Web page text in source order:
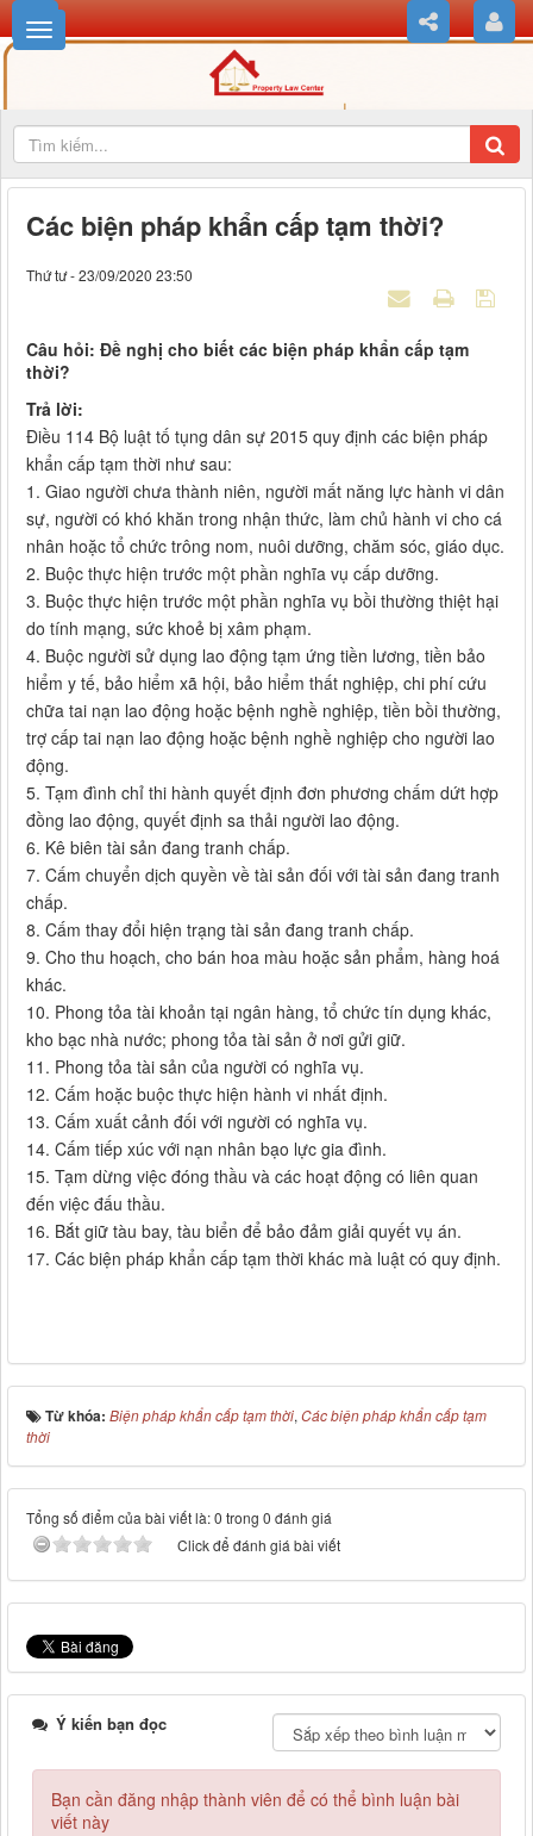
Các biện pháp khẩn cấp tạm thời?
Thứ tư - 23/09/2020 23:50
Câu hỏi: Đề nghị cho biết các biện pháp khẩn cấp tạm
thời?
Trả lời:
Điều 114 Bộ luật tố tụng dân sự 2015 quy định các biện pháp
khẩn cấp tạm thời như sau:
1. Giao người chưa thành niên, người mất năng lực hành vi dân
sự, người có khó khăn trong nhận thức, làm chủ hành vi cho cá
nhân hoặc tổ chức trông nom, nuôi dưỡng, chăm sóc, giáo dục.
2. Buộc thực hiện trước một phần nghĩa vụ cấp dưỡng.
3. Buộc thực hiện trước một phần nghĩa vụ bồi thường thiệt hại
do tính mạng, sức khoẻ bị xâm phạm.
4. Buộc người sử dụng lao động tạm ứng tiền lương, tiền bảo
hiểm y tế, bảo hiểm xã hội, bảo hiểm thất nghiệp, chi phí cứu
chữa tai nạn lao động hoặc bệnh nghề nghiệp, tiền bồi thường,
trợ cấp tai nạn lao động hoặc bệnh nghề nghiệp cho người lao
động.
5. Tạm đình chỉ thi hành quyết định đơn phương chấm dứt hợp
đồng lao động, quyết định sa thải người lao động.
6. Kê biên tài sản đang tranh chấp.
7. Cấm chuyển dịch quyền về tài sản đối với tài sản đang tranh
chấp.
8. Cấm thay đổi hiện trạng tài sản đang tranh chấp.
9. Cho thu hoạch, cho bán hoa màu hoặc sản phẩm, hàng hoá
khác.
10. Phong tỏa tài khoản tại ngân hàng, tổ chức tín dụng khác,
kho bạc nhà nước; phong tỏa tài sản ở nơi gửi giữ.
11. Phong tỏa tài sản của người có nghĩa vụ.
12. Cấm hoặc buộc thực hiện hành vi nhất định.
13. Cấm xuất cảnh đối với người có nghĩa vụ.
14. Cấm tiếp xúc với nạn nhân bạo lực gia đình.
15. Tạm dừng việc đóng thầu và các hoạt động có liên quan
đến việc đấu thầu.
16. Bắt giữ tàu bay, tàu biển để bảo đảm giải quyết vụ án.
17. Các biện pháp khẩn cấp tạm thời khác mà luật có quy định.
Từ khóa: Biện pháp khẩn cấp tạm thời, Các biện pháp khẩn cấp tạm
thời
Tổng số điểm của bài viết là: 0 trong 0 đánh giá
Click để đánh giá bài viết
Ý kiến bạn đọc
Bạn cần đăng nhập thành viên để có thể bình luận bài
viết này